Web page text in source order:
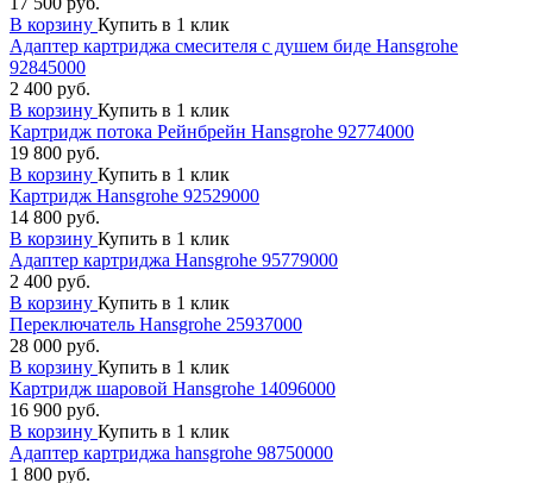
В корзину Купить в 1 клик
Адаптер картриджа смесителя с душем биде Hansgrohe
92845000
2 400 руб.
В корзину Купить в 1 клик
Картридж потока Рейнбрейн Hansgrohe 92774000
19 800 руб.
В корзину Купить в 1 клик
Картридж Hansgrohe 92529000
14 800 руб.
В корзину Купить в 1 клик
Адаптер картриджа Hansgrohe 95779000
2 400 руб.
В корзину Купить в 1 клик
Переключатель Hansgrohe 25937000
28 000 руб.
В корзину Купить в 1 клик
Картридж шаровой Hansgrohe 14096000
16 900 руб.
В корзину Купить в 1 клик
Адаптер картриджа hansgrohe 98750000
1 800 руб.